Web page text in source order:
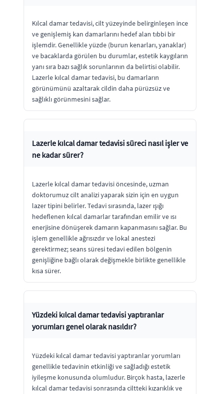
Kılcal damar tedavisi, cilt yüzeyinde belirginleşen ince
ve genişlemiş kan damarlarını hedef alan tıbbi bir
işlemdir. Genellikle yüzde (burun kenarları, yanaklar)
ve bacaklarda görülen bu durumlar, estetik kaygıların
yanı sıra bazı sağlık sorunlarının da belirtisi olabilir.
Lazerle kılcal damar tedavisi, bu damarların
görünümünü azaltarak cildin daha pürüzsüz ve
sağlıklı görünmesini sağlar.
Lazerle kılcal damar tedavisi süreci nasıl işler ve
ne kadar sürer?
Lazerle kılcal damar tedavisi öncesinde, uzman
doktorumuz cilt analizi yaparak sizin için en uygun
lazer tipini belirler. Tedavi sırasında, lazer ışığı
hedeflenen kılcal damarlar tarafından emilir ve ısı
enerjisine dönüşerek damarın kapanmasını sağlar. Bu
işlem genellikle ağrısızdır ve lokal anestezi
gerektirmez; seans süresi tedavi edilen bölgenin
genişliğine bağlı olarak değişmekle birlikte genellikle
kısa sürer.
Yüzdeki kılcal damar tedavisi yaptıranlar
yorumları genel olarak nasıldır?
Yüzdeki kılcal damar tedavisi yaptıranlar yorumları
genellikle tedavinin etkinliği ve sağladığı estetik
iyileşme konusunda olumludur. Birçok hasta, lazerle
kılcal damar tedavisi sonrasında ciltteki kızarıklık ve